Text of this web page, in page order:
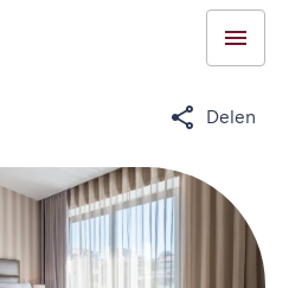
Delen